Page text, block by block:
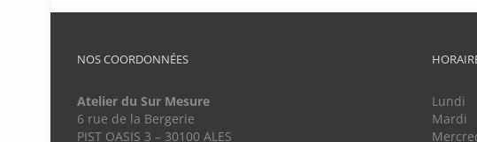
NOS COORDONNÉES
Atelier du Sur Mesure
6 rue de la Bergerie
PIST OASIS 3 – 30100 ALES
Lundi
Mardi